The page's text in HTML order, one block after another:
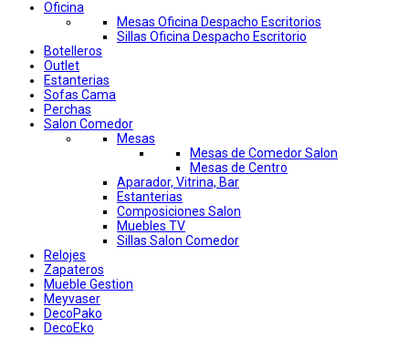
Oficina
Mesas Oficina Despacho Escritorios
Sillas Oficina Despacho Escritorio
Botelleros
Outlet
Estanterias
Sofas Cama
Perchas
Salon Comedor
Mesas
Mesas de Comedor Salon
Mesas de Centro
Aparador, Vitrina, Bar
Estanterias
Composiciones Salon
Muebles TV
Sillas Salon Comedor
Relojes
Zapateros
Mueble Gestion
Meyvaser
DecoPako
DecoEko